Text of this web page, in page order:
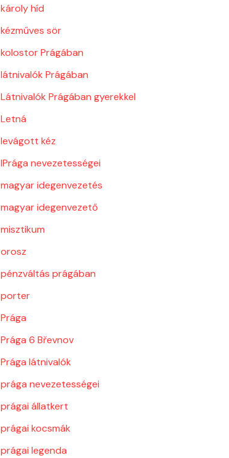
károly híd
kézműves sör
kolostor Prágában
látnivalók Prágában
Látnivalók Prágában gyerekkel
Letná
levágott kéz
lPrága nevezetességei
magyar idegenvezetés
magyar idegenvezető
misztikum
orosz
pénzváltás prágában
porter
Prága
Prága 6 Břevnov
Prága látnivalók
prága nevezetességei
prágai állatkert
prágai kocsmák
prágai legenda